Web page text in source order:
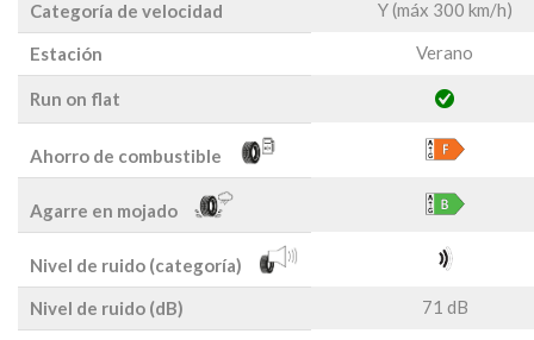
Categoría de velocidad Y (máx 300 km/h)
Estación Verano
Run on flat
Ahorro de combustible
Agarre en mojado
Nivel de ruido (categoría)
Nivel de ruido (dB)
71 dB